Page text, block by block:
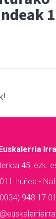
45, ezk.
Iruñea -
948 17